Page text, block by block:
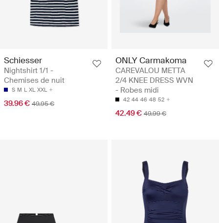
Schiesser
Nightshirt 1/1 -
Chemises de nuit
S M L XL XXL
39.96 € 49.95 €
ONLY Carmakoma
CAREVALOU METTA
2/4 KNEE DRESS WVN
- Robes midi
42 44 46 48 52
42.49 € 49.99 €